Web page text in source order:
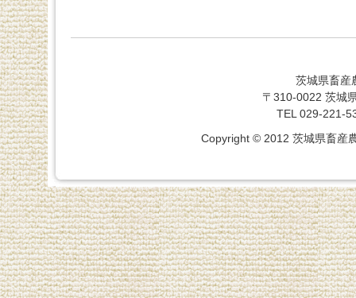
茨城県畜産
〒310-0022 茨城
TEL 029-221-
Copyright © 2012 茨城県畜産